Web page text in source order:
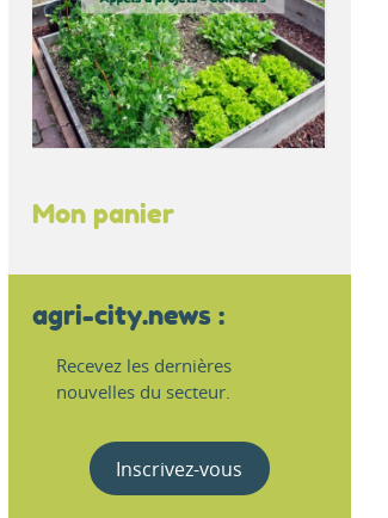
Mon panier
agri-city.news :
Recevez les dernières
nouvelles du secteur.
Inscrivez-vous